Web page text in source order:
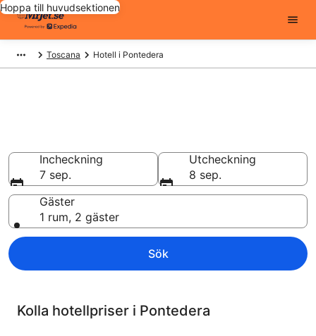
Hoppa till huvudsektionen
Toscana Hotell i Pontedera
Incheckning
7 sep.
Utcheckning
8 sep.
Gäster
1 rum, 2 gäster
Sök
Kolla hotellpriser i Pontedera